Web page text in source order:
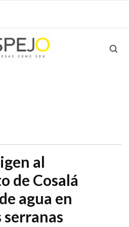
al
de Cosalá
agua en